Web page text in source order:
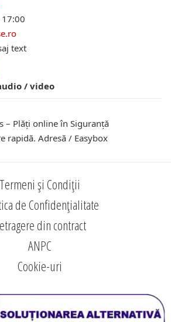
text
/ video
– Plăți online în Siguranță
rapidă. Adresă / Easybox
Termeni și Condiții
de Confidențialitate
din contract
ANPC
Cookie-uri